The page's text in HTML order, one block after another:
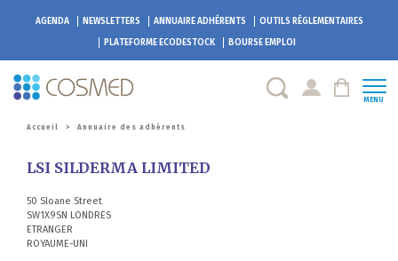
AGENDA NEWSLETTERS ANNUAIRE ADHÉRENTS
OUTILS RÉGLEMENTAIRES
PLATEFORMEECODESTOCK BOURSE EMPLOI
MENU
Accueil > Annuaire des adhérents
LSI SILDERMA LIMITED
50 Sloane Street
SW1X9SN LONDRES
ETRANGER
ROYAUME-UNI